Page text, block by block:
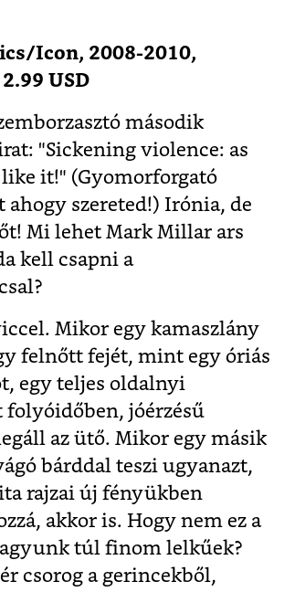
Icon, 2008-2010,
USD
második
"Sickening violence: as
it!" (Gyomorforgató
ahogy szereted!) Irónia, de
Mi lehet Mark Millar ars
kell csapni a
Mikor egy kamaszlány
felnőtt fejét, mint egy óriás
egy teljes oldalnyi
folyóidőben, jóérzésű
az ütő. Mikor egy másik
bárddal teszi ugyanazt,
rajzai új fényükben
akkor is. Hogy nem ez a
túl finom lelkűek?
csorog a gerincekből,